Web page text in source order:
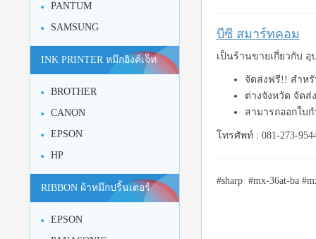
บีซี สมาร์ทคอม
เป็นร้านขายเกี่ยวกับ
จัดส่งฟรี!! สำห
ต่างจังหวัด จัดส่
สามารถออกใบ
โทรศัพท์ : 081-273-
#sharp #mx-36at-ba
PANTUM
SAMSUNG
INK PRINTER หมึกอิงค์เจ็ท
BROTHER
CANON
EPSON
HP
RIBBON ผ้าหมึกปริ้นเตอร์
EPSON